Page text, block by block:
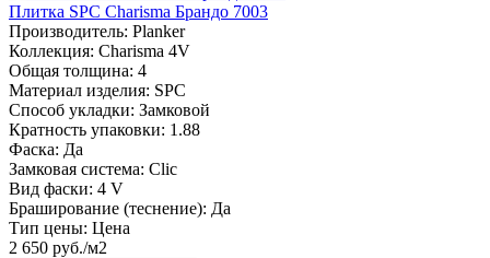
Плитка SPC Charisma Брандо 7003
Производитель: Planker
Коллекция: Charisma 4V
Общая толщина: 4
Материал изделия: SPC
Способ укладки: Замковой
Кратность упаковки: 1.88
Фаска: Да
Замковая система: Сlic
Вид фаски: 4 V
Браширование (теснение): Да
Тип цены: Цена
2 650 руб./м2